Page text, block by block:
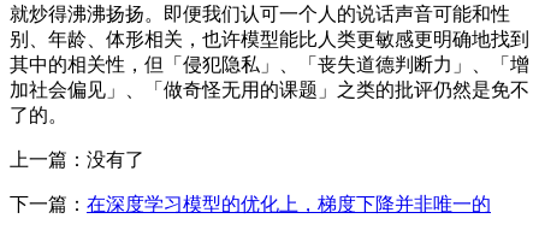
就炒得沸沸扬扬。即便我们认可一个人的说话声音可能和性
别、年龄、体形相关，也许模型能比人类更敏感更明确地找到
其中的相关性，但「侵犯隐私」、「丧失道德判断力」、「增
加社会偏见」、「做奇怪无用的课题」之类的批评仍然是免不
了的。
上一篇：没有了
下一篇： 在深度学习模型的优化上，梯度下降并非唯一的